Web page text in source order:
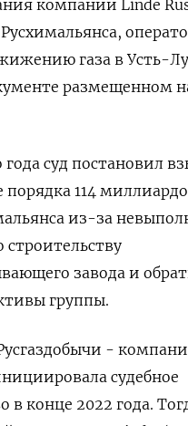
компании Linde
газа в Усть-
размещенном
суд постановил
114
из-за
строительству
завода и
группы.
-
судебное
в конце 2022 года.